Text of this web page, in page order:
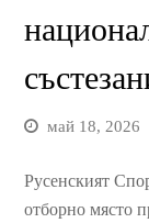
май 18, 2026
Русенският
отборно място